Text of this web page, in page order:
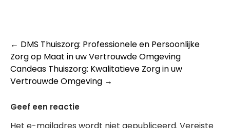
Post
navigation
← DMS Thuiszorg: Professionele en Persoonlijke
Zorg op Maat in uw Vertrouwde Omgeving
Candeas Thuiszorg: Kwalitatieve Zorg in uw
Vertrouwde Omgeving →
Geef een reactie